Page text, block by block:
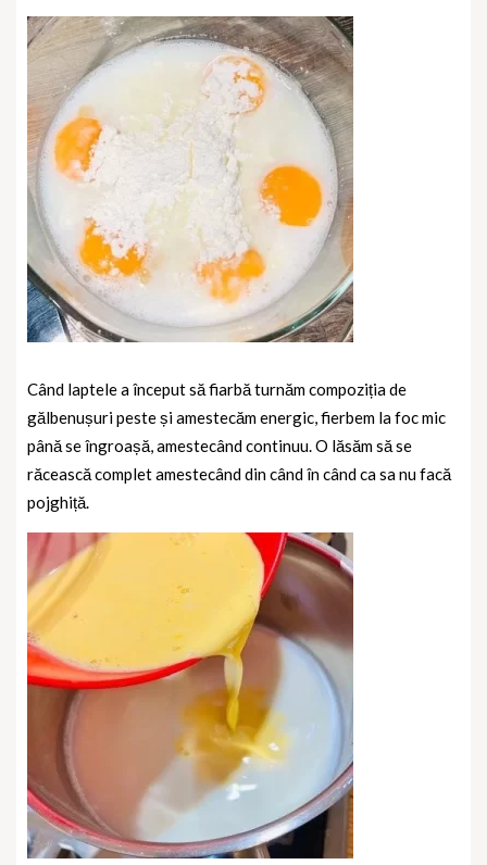
Când laptele a început să fiarbă turnăm compoziția de
gălbenușuri peste și amestecăm energic, fierbem la foc mic
până se îngroașă, amestecând continuu. O lăsăm să se
răcească complet amestecând din când în când ca sa nu facă
pojghiță.